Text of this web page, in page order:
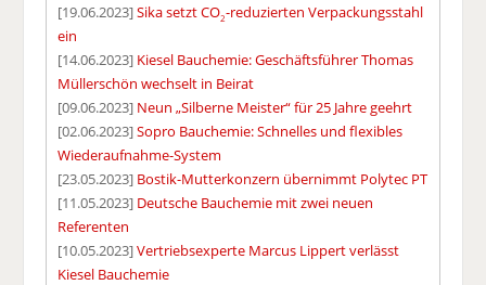
[19.06.2023]Sika setzt CO2-reduzierten Verpackungsstahl
ein
[14.06.2023] Kiesel Bauchemie: Geschäftsführer Thomas
Müllerschön wechselt in Beirat
[09.06.2023] Neun „Silberne Meister“ für 25 Jahre geehrt
[02.06.2023]Sopro Bauchemie: Schnelles und flexibles
Wiederaufnahme-System
[23.05.2023] Bostik-Mutterkonzern übernimmt Polytec PT
[11.05.2023] Deutsche Bauchemie mit zwei neuen
Referenten
[10.05.2023]Vertriebsexperte Marcus Lippert verlässt
Kiesel Bauchemie